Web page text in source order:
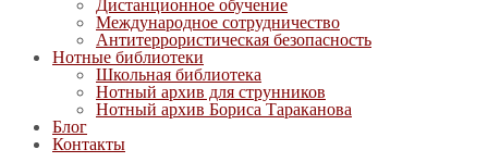
Международное сотрудничество
Антитеррористическая безопасность
Нотные библиотеки
Школьная библиотека
Нотный архив для струнников
Нотный архив Бориса Тараканова
Блог
Контакты